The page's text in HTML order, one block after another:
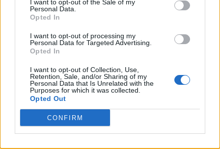
I want to opt-out of the Sale of my
Personal Data.
Opted In
I want to opt-out of processing my
Personal Data for Targeted Advertising.
Opted In
I want to opt-out of Collection, Use,
Retention, Sale, and/or Sharing of my
Personal Data that Is Unrelated with the
Purposes for which it was collected.
Opted Out
CONFIRM
A resposta a esta pergunta:
B L
Mais respostas deste quebra-cabeça:
O pronome "ela" em inglês
Terceira pessoa do plural no masculino
__ Bunny, foi dublada por Zendaya em Space Jam 2
A Academia Brasileira de Letras
Roedores associados a esgotos